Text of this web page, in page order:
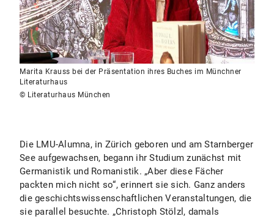
Marita Krauss bei der Präsentation ihres Buches im Münchner
Literaturhaus
© Literaturhaus München
Die LMU-Alumna, in Zürich geboren und am Starnberger
See aufgewachsen, begann ihr Studium zunächst mit
Germanistik und Romanistik. „Aber diese Fächer
packten mich nicht so“, erinnert sie sich. Ganz anders
die geschichtswissenschaftlichen Veranstaltungen, die
sie parallel besuchte. „Christoph Stölzl, damals